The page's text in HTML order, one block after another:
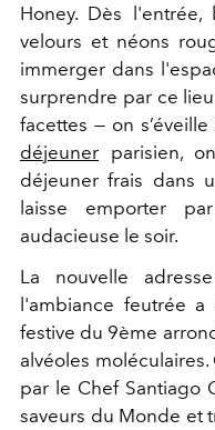
Honey. Dès
velours et néons
immerger dans
surprendre par ce
facettes — on
déjeuner parisien,
déjeuner frais dans
laisse emporter
audacieuse le soir.
La nouvelle
l'ambiance feutrée
festive du 9ème
alvéoles
par le Chef Santiago
saveurs du Monde et